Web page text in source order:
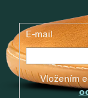
E-mail
Vložením